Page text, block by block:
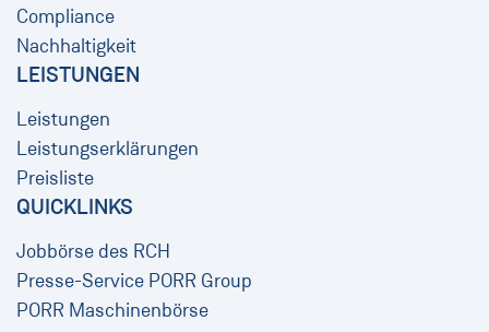
Compliance
Nachhaltigkeit
LEISTUNGEN
Leistungen
Leistungserklärungen
Preisliste
QUICKLINKS
Jobbörse des RCH
Presse-Service PORR Group
PORR Maschinenbörse